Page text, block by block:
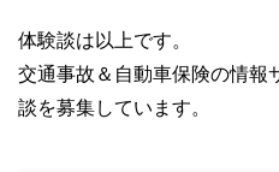
体験談は以上です。
交通事故＆自動車保険の情報
談を募集しています。